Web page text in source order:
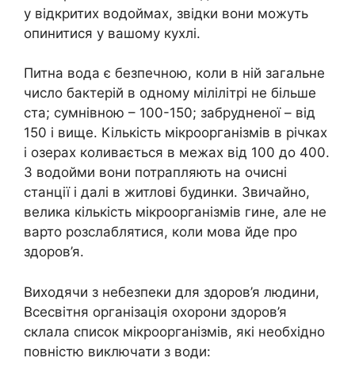
у відкритих водоймах, звідки вони можуть
опинитися у вашому кухлі.
Питна вода є безпечною, коли в ній загальне
число бактерій в одному мілілітрі не більше
ста; сумнівною – 100-150; забрудненої – від
150 і вище. Кількість мікроорганізмів в річках
і озерах коливається в межах від 100 до 400.
З водойми вони потрапляють на очисні
станції і далі в житлові будинки. Звичайно,
велика кількість мікроорганізмів гине, але не
варто розслаблятися, коли мова йде про
здоров’я.
Виходячи з небезпеки для здоров’я людини,
Всесвітня організація охорони здоров’я
склала список мікроорганізмів, які необхідно
повністю виключати з води: